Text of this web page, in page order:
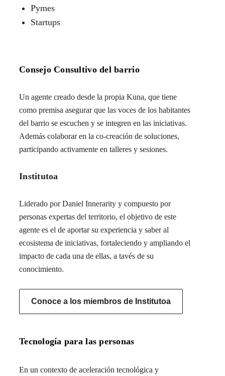
Pymes
Startups
Consejo Consultivo del barrio
Un agente creado desde la propia Kuna, que tiene
como premisa asegurar que las voces de los habitantes
del barrio se escuchen y se integren en las iniciativas.
Además colaborar en la co-creación de soluciones,
participando activamente en talleres y sesiones.
Institutoa
Liderado por Daniel Innerarity y compuesto por
personas expertas del territorio, el objetivo de este
agente es el de aportar su experiencia y saber al
ecosistema de iniciativas, fortaleciendo y ampliando el
impacto de cada una de ellas, a tavés de su
conocimiento.
Conoce a los miembros de Institutoa
Tecnología para las personas
En un contexto de aceleración tecnológica y